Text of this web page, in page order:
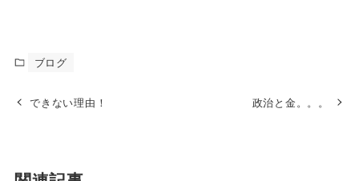
ブログ
できない理由！ 政治と金。。。